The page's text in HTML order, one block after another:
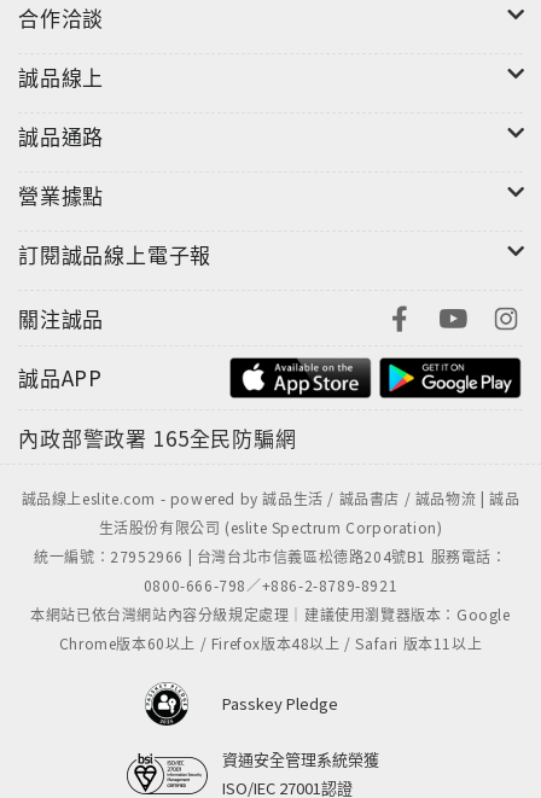
合作洽談
誠品線上
誠品通路
營業據點
訂閱誠品線上電子報
關注誠品
誠品APP
內政部警政署 165全民防騙網
誠品線上eslite.com - powered by 誠品生活 / 誠品書店 / 誠品物流 | 誠品
生活股份有限公司 (eslite Spectrum Corporation)
統一編號：27952966 | 台灣台北市信義區松德路204號B1 服務電話：
0800-666-798／+886-2-8789-8921
本網站已依台灣網站內容分級規定處理｜建議使用瀏覽器版本：Google
Chrome版本60以上 / Firefox版本48以上 / Safari 版本11以上
Passkey Pledge
資通安全管理系統榮獲
ISO/IEC 27001認證